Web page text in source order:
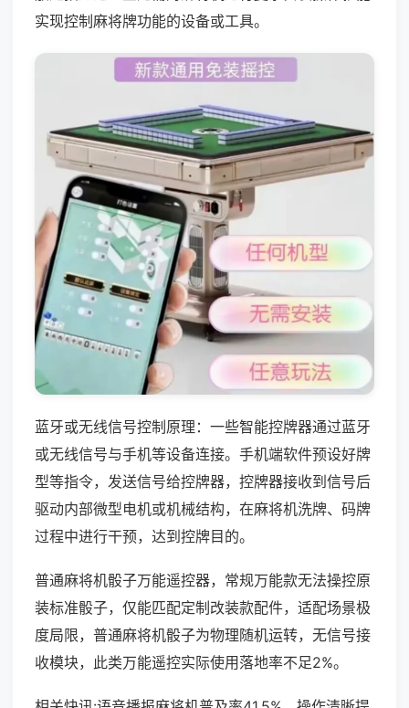
实现控制麻将牌功能的设备或工具。
蓝牙或无线信号控制原理：一些智能控牌器通过蓝牙
或无线信号与手机等设备连接。手机端软件预设好牌
型等指令，发送信号给控牌器，控牌器接收到信号后
驱动内部微型电机或机械结构，在麻将机洗牌、码牌
过程中进行干预，达到控牌目的。
普通麻将机骰子万能遥控器，常规万能款无法操控原
装标准骰子，仅能匹配定制改装款配件，适配场景极
度局限，普通麻将机骰子为物理随机运转，无信号接
收模块，此类万能遥控实际使用落地率不足2%。